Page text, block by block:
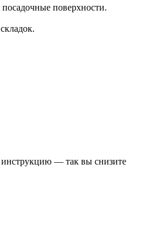
поверхности.
инструкцию — так вы снизите